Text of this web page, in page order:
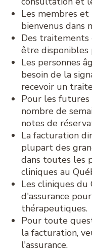
Les membres
bienvenus dans
Des
être disponibles
Les personnes
besoin de la
recevoir un
Pour les futures
nombre de
notes de
La facturation
plupart des
dans toutes les
cliniques au
Les cliniques du
d'assurance
thérapeutiques.
Pour toute
la facturation,
l'assurance.